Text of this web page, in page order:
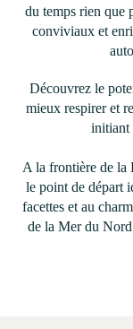
du temps rien que
conviviaux et
Découvrez le
mieux respirer et
initiant
A la frontière de la
le point de départ
facettes et au
de la Mer du